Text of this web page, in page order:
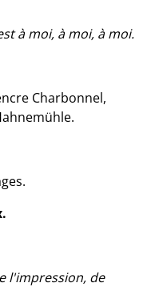
à moi, à moi, à moi.
Charbonnel,
l'impression, de